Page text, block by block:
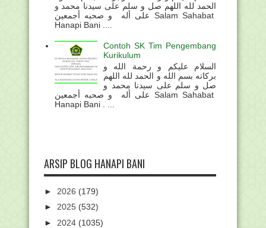
الحمد لله اللهم صل و سلم على سيدنا محمد و
على أله و صحبه أجمعين Salam Sahabat
Hanapi Bani ....
Contoh SK Tim Pengembang
Kurikulum
السلام عليكم و رحمة الله و
بركاته بسم الله و الحمد لله اللهم
صل و سلم على سيدنا محمد و
على أله و صحبه أجمعين Salam Sahabat
Hanapi Bani . ...
ARSIP BLOG HANAPI BANI
► 2026 (179)
► 2025 (532)
► 2024 (1035)